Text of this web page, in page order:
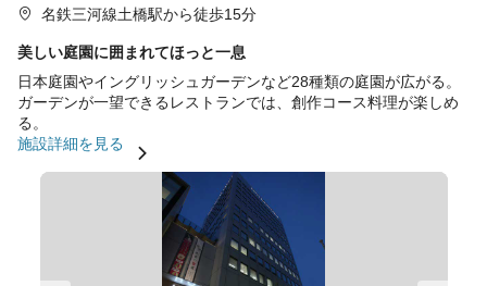
名鉄三河線土橋駅から徒歩15分
美しい庭園に囲まれてほっと一息
日本庭園やイングリッシュガーデンなど28種類の庭園が広がる。
ガーデンが一望できるレストランでは、創作コース料理が楽しめ
る。
施設詳細を見る